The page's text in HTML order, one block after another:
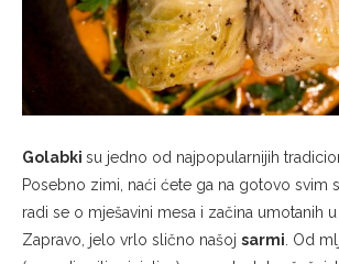
Golabki su jedno od najpopularnijih
Posebno zimi, naći ćete ga na gotovo svim
radi se o mješavini mesa i začina umotanih u
Zapravo, jelo vrlo slično našoj sarmi . Od